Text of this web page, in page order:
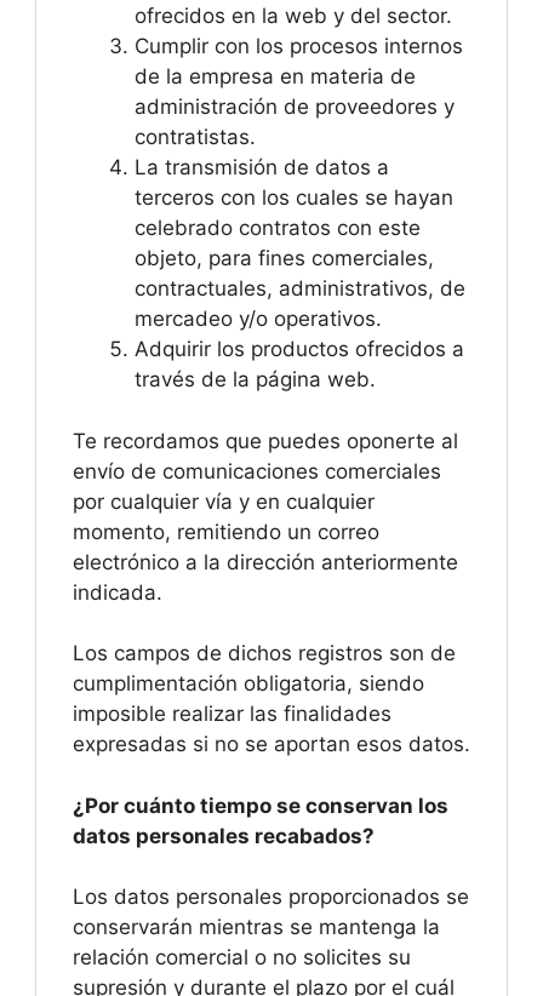
ofrecidos en la web y del sector.
Cumplir con los procesos internos
de la empresa en materia de
administración de proveedores y
contratistas.
La transmisión de datos a
terceros con los cuales se hayan
celebrado contratos con este
objeto, para fines comerciales,
contractuales, administrativos, de
mercadeo y/o operativos.
Adquirir los productos ofrecidos a
través de la página web.
Te recordamos que puedes oponerte al
envío de comunicaciones comerciales
por cualquier vía y en cualquier
momento, remitiendo un correo
electrónico a la dirección anteriormente
indicada.
Los campos de dichos registros son de
cumplimentación obligatoria, siendo
imposible realizar las finalidades
expresadas si no se aportan esos datos.
¿Por cuánto tiempo se conservan los
datos personales recabados?
Los datos personales proporcionados se
conservarán mientras se mantenga la
relación comercial o no solicites su
supresión y durante el plazo por el cuál